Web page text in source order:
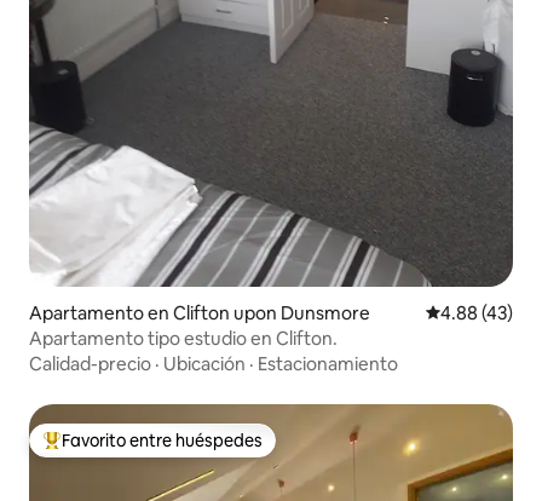
Apartamento en Clifton upon Dunsmore Calificación
4.88 (43)
Apartamento tipo estudio en Clifton.
Calidad-precio · Ubicación · Estacionamiento
Favorito entre huéspedes preferido
Favorito entre huéspedes